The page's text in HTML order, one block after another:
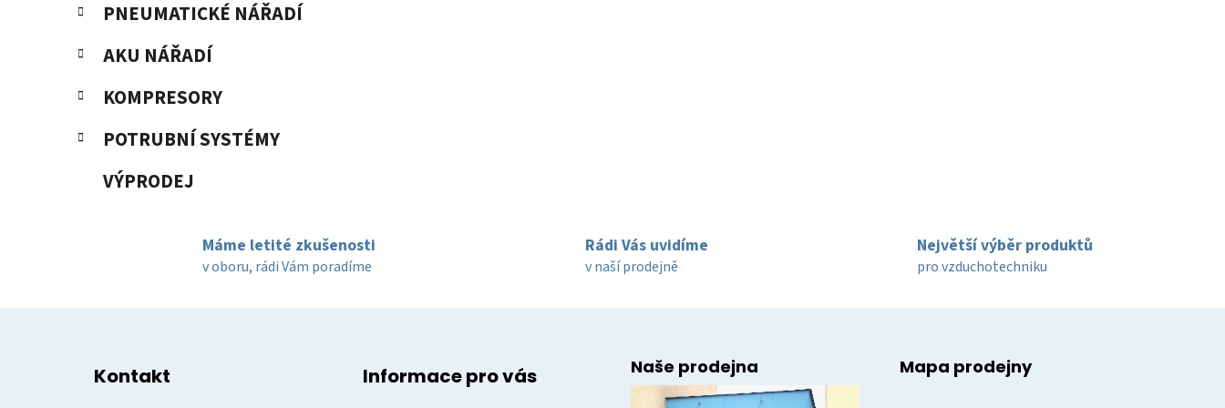
PNEUMATICKÉ NÁŘADÍ
AKU NÁŘADÍ
KOMPRESORY
POTRUBNÍ SYSTÉMY
VÝPRODEJ
Máme letité zkušenosti
v oboru, rádi Vám poradíme
Rádi Vás uvidíme
v naší prodejně
Největší výběr produktů
pro vzduchotechniku
Kontakt Informace pro vás Naše prodejna Mapa prodejny